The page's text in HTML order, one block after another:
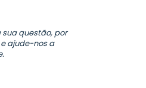
sua questão, por
ajude-nos a